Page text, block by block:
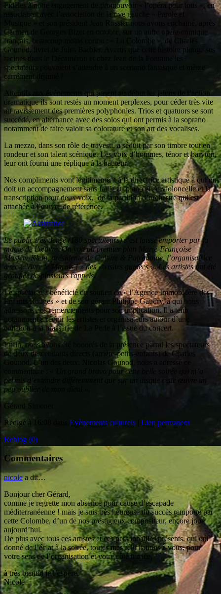
Fidèles à notre engagement de promouvoir « l’opéra pour tous », en
association avec l’association de la rive gauche « Parole et
Musique » et son président Jean Rossier nous avons enchainé, après
Carmen de Georges Bizet en octobre, sur un autre opéra-comique
français, beaucoup moins connu : « La Colombe », de Charles
Gounod, livret de Jules Barbier. Avertis que cette histoire plonge ses
racines dans le Décaméron et chez Jean de la Fontaine les
spectateurs pouvaient s’attendre à un scenario fantasque et même
carrément déjanté !
Attentifs aux événements qui posent au début les jalons de l’action
dramatique ils sont restés un moment perplexes, pour céder très vite
au ravissement des premières polyphonies. Trios et quatuors se sont
succédé, en alternance avec des solos qui ont permis à la soprano
notamment de faire valoir sa colorature et son art des vocalises.
La mezzo, dans son rôle de travesti, a séduit par son timbre tout en
rondeur et son talent scénique. Les voix d’hommes, ténor et baryton,
leur ont fourni une réplique à la hauteur.
Nos compliments vont légitimement à la directrice artistique à qui on
doit un accompagnement sans faille au piano et au violoncelle et la
transcription pour deux voix, de la partition d’orchestre qui est
attachée à l’œuvre de référence.
Le public très dense (180 spectateurs) s’est laissé emporter par la
magie de l’œuvre. On voit au premier plan Marie-Françoise
Masféty-Klein, présidente de Culture & Patrimoine, l’organisatrice
avec « Vivre le Marais ! » des « visites guidées ». Les artistes ont été
gratifiés de plusieurs rappels.
Le spectacle a bénéficié du soutien de « l’Agence Immobilière des
Enfants Rouges » et de son gérant Philippe Gaudry, à qui nous
adressons nos remerciements pour son implication. Il a tenu
notamment à réunir les artistes et organisateurs autour d’une
collation à la brasserie de La Perle à l’issue du concert.
Enfin, nous avons été honorés de la présence parmi les spectateurs
de deux descendants directs (arrière-petits-enfants) de Charles
Gounod. L’un des deux, Nicolas Gounod, nous a adressé ce
commentaire : «
Un grand bravo pour cette belle soirée qui m’a
permis d’entendre différemment que sur un disque cette œuvre un
peu oubliée de mon aïeul ».
Gérard Simonet
Rédigé à 16:08 dans Evènements culturels
Lien permanent
Reblog (0)
Commentaires
nicole a dit…
Bonjour cher Gérard,
comme je regrette mon absence pour cause d’escapade
méditerranéenne ! mais je suis très heureuse du succès remporté par
cette Colombe, d’un de nos prestigieux compositeur, encore joué
aujourd’hui.
De plus avec tous ces artistes et ces personnalités présents, qui ont
donné de l’éclat à la soirée, toutes mes félicitations à vous, pour
votre sens de l’organisation et votre côté tenace,
à très bientôt je l’espère,
Nicole